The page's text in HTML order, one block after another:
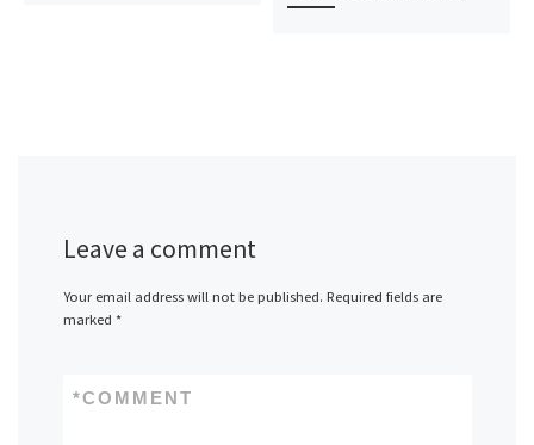
Leave a comment
Your email address will not be published. Required fields are
marked *
COMMENT
*